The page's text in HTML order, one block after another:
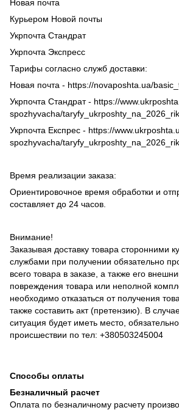
Новая почта
Курьером Новой почты
Укрпочта Стандрат
Укрпочта Экспресс
Тарифы согласно служб доставки:
Новая почта - https://novaposhta.ua/
Укрпочта Стандрат - https://
spozhyvacha/
Укрпочта Експрес - https://
spozhyvacha/
Время реализации заказа:
Ориентировочное время обработки и
составляет до 24 часов.
Внимание!
Заказывая доставку товара сторонними
службами при получении обязательно
всего товара в заказе, а также его
повреждения товара или неполной
необходимо отказаться от получения
также составить акт (претензию). В
ситуация будет иметь место,
происшествии по тел: +380503245004
Способы оплаты
Безналичный расчет
Оплата по безналичному расчету